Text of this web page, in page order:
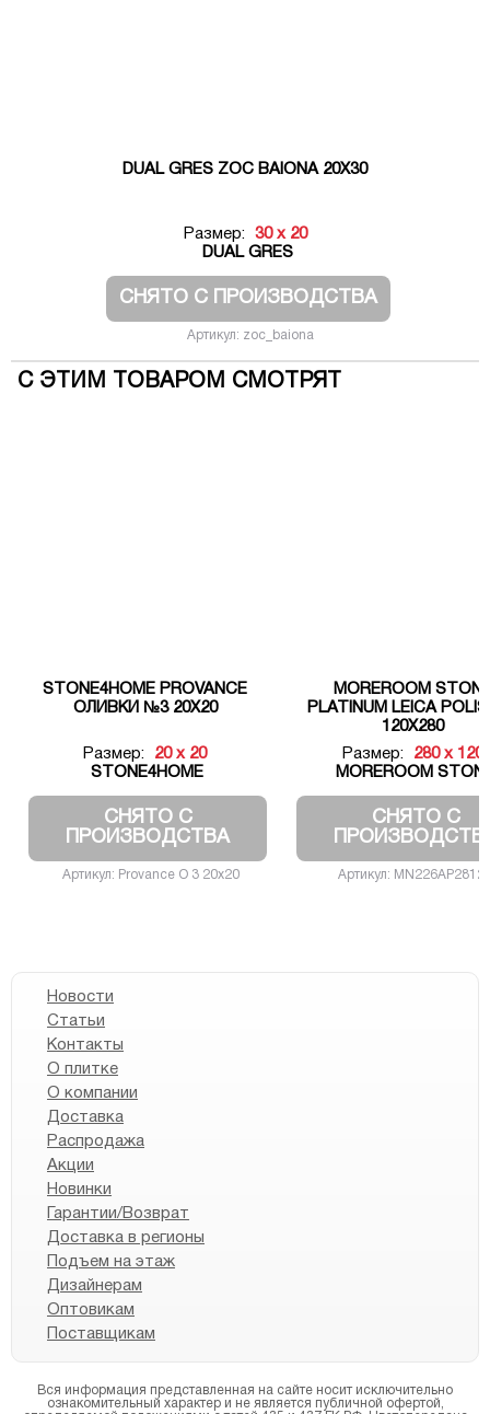
DUAL GRES ZOC BAIONA 20X30
Размер:
30 x 20
DUAL GRES
СНЯТО С ПРОИЗВОДСТВА
Артикул: zoc_baiona
С ЭТИМ ТОВАРОМ СМОТРЯТ
STONE4HOME PROVANCE
ОЛИВКИ №3 20X20
Размер:
20 x 20
STONE4HOME
СНЯТО С
ПРОИЗВОДСТВА
Артикул: Provance О 3 20х20
MOREROOM
PLATINUM LEICA
120X280
Размер:
280 x 120
MOREROOM
СНЯТО С
Артикул:
Новости
Статьи
Контакты
О плитке
О компании
Доставка
Распродажа
Акции
Новинки
Гарантии/Возврат
Доставка в регионы
Подъем на этаж
Дизайнерам
Оптовикам
Поставщикам
Вся информация представленная на сайте носит исключительно
ознакомительный характер и не является публичной офертой,